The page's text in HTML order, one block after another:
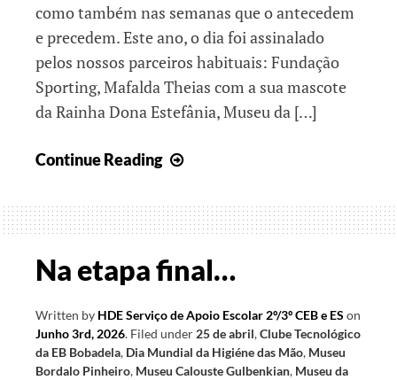
como também nas semanas que o antecedem
e precedem. Este ano, o dia foi assinalado
pelos nossos parceiros habituais: Fundação
Sporting, Mafalda Theias com a sua mascote
da Rainha Dona Estefânia, Museu da […]
Continue Reading
Dia
Mundial
Criança
Na etapa final…
Written by HDE Serviço de Apoio Escolar 2º/3º CEB e ES on
Junho 3rd, 2026. Filed under 25 de abril,Clube Tecnológico
da EB Bobadela, Dia Mundial da Higiéne das Mão, Museu
Bordalo Pinheiro, Museu Calouste Gulbenkian, Museu da